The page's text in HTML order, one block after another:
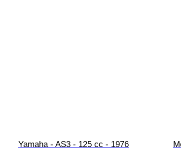
Yamaha - AS3 - 125 cc - 1976